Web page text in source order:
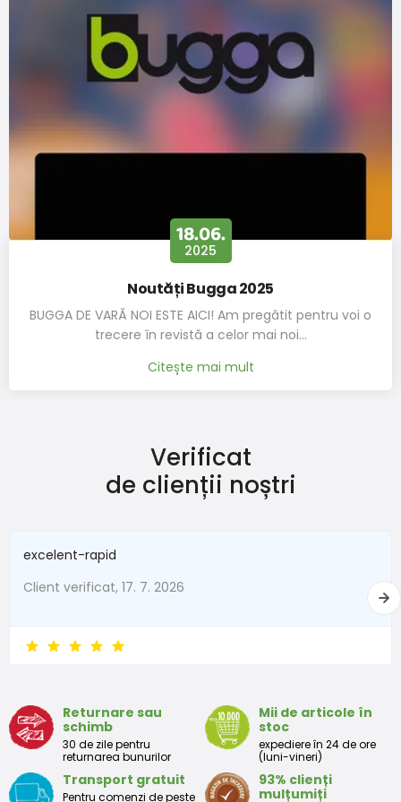
Șosete vesele pentru băieți FUNNY - Pachet 3 buc, Pidilidi, PD0141-
49,5 lei
od 30,1 leicu TVA
Disponibil
18.06.
2025
Noutăți Bugga 2025
BUGGA DE VARĂ NOI ESTE AICI! Am pregătit pentru voi o
trecere în revistă a celor mai noi…
Citește mai mult
Verificat
de clienții noștri
excelent-rapid
Client verificat, 17. 7. 2026
Returnare sau
schimb
30 de zile pentru
returnarea bunurilor
Mii de articole în
stoc
expediere în 24 de ore
(luni-vineri)
Transport gratuit
Pentru comenzi de peste
93% clienți
mulțumiți